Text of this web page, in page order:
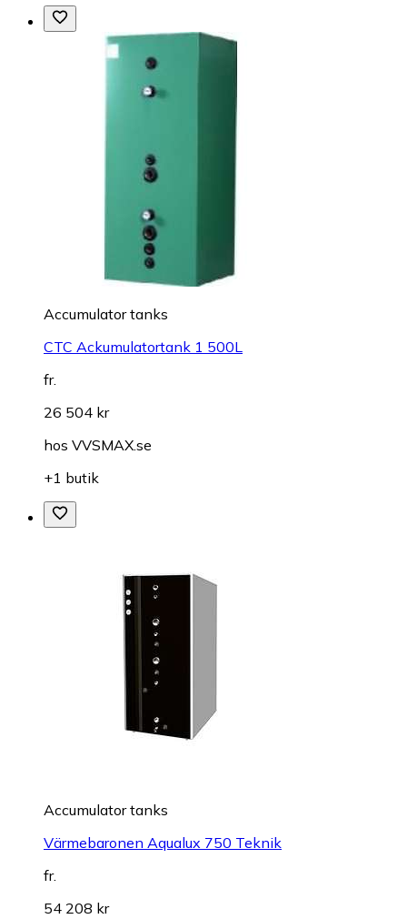
Accumulator tanks
CTC Ackumulatortank 1 500L
fr.
26 504 kr
hos VVSMAX.se
+1 butik
Accumulator tanks
Värmebaronen Aqualux 750 Teknik
fr.
54 208 kr